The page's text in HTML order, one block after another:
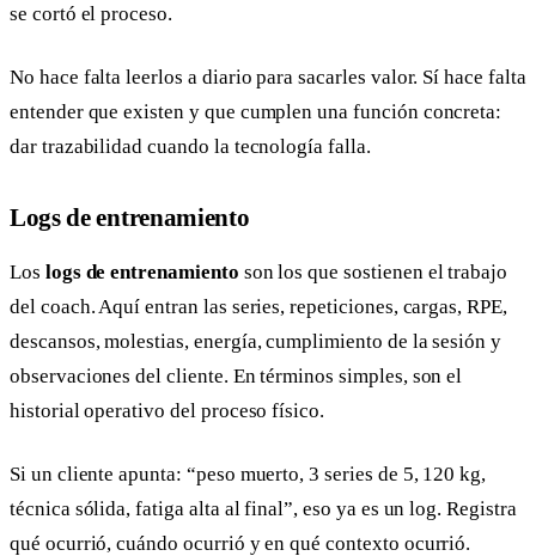
se cortó el proceso.
No hace falta leerlos a diario para sacarles valor. Sí hace falta
entender que existen y que cumplen una función concreta:
dar trazabilidad cuando la tecnología falla.
Logs de entrenamiento
Los logs de entrenamiento son los que sostienen el trabajo
del coach. Aquí entran las series, repeticiones, cargas, RPE,
descansos, molestias, energía, cumplimiento de la sesión y
observaciones del cliente. En términos simples, son el
historial operativo del proceso físico.
Si un cliente apunta: “peso muerto, 3 series de 5, 120 kg,
técnica sólida, fatiga alta al final”, eso ya es un log. Registra
qué ocurrió, cuándo ocurrió y en qué contexto ocurrió.